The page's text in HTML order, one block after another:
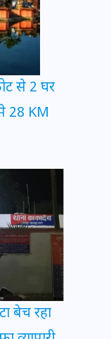
से 2 घर
28 KM
बेच रहा